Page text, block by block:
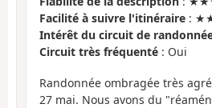
Facilité à suivre l'itinéraire :
Intérêt du circuit de
Circuit très fréquenté : Oui
Randonnée ombragée très
27 mai. Nous avons du